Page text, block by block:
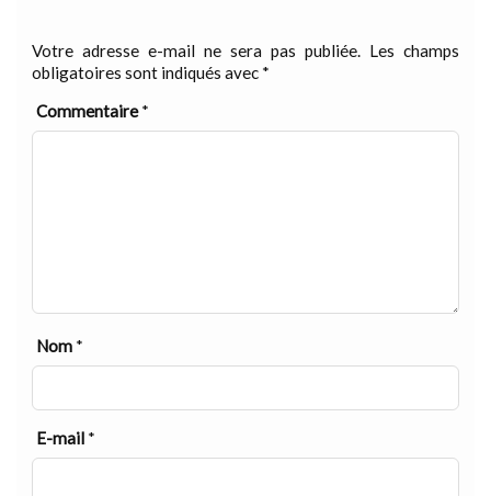
Votre adresse e-mail ne sera pas publiée. Les champs
obligatoires sont indiqués avec *
Commentaire*
Nom *
E-mail *